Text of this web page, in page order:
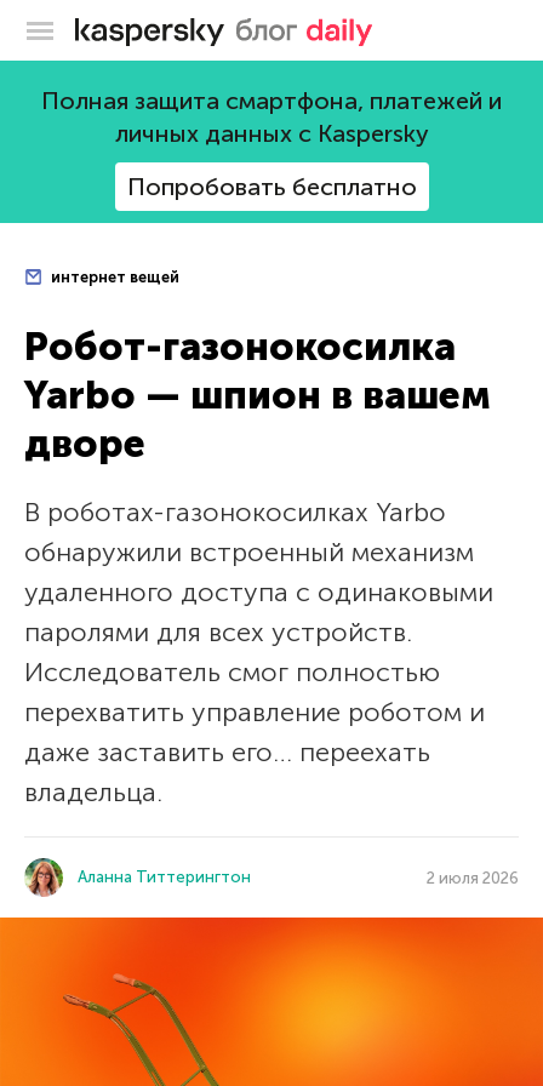
Блог Касперского
Полная защита смартфона, платежей и
личных данных с Kaspersky
Попробовать бесплатно
интернет вещей
Робот-газонокосилка
Yarbo — шпион в вашем
дворе
В роботах-газонокосилках Yarbo
обнаружили встроенный механизм
удаленного доступа с одинаковыми
паролями для всех устройств.
Исследователь смог полностью
перехватить управление роботом и
даже заставить его… переехать
владельца.
Аланна Титтерингтон 2 июля 2026